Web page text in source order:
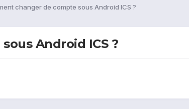
changer de compte sous Android ICS ?
Android ICS ?